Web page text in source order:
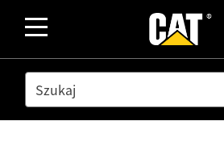
SEARCH